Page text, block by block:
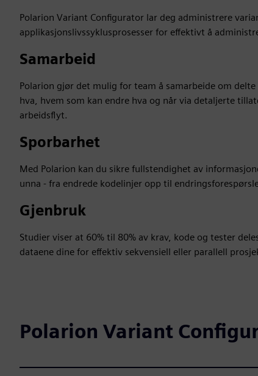
Polarion Variant Configurator lar deg administrere
applikasjonslivssyklusprosesser for effektivt å
Samarbeid
Polarion gjør det mulig for team å samarbeide om
hva, hvem som kan endre hva og når via detaljerte
arbeidsflyt.
Sporbarhet
Med Polarion kan du sikre fullstendighet av
unna - fra endrede kodelinjer opp til
Gjenbruk
Studier viser at 60% til 80% av krav, kode og tester
dataene dine for effektiv sekvensiell eller parallell
Polarion Variant